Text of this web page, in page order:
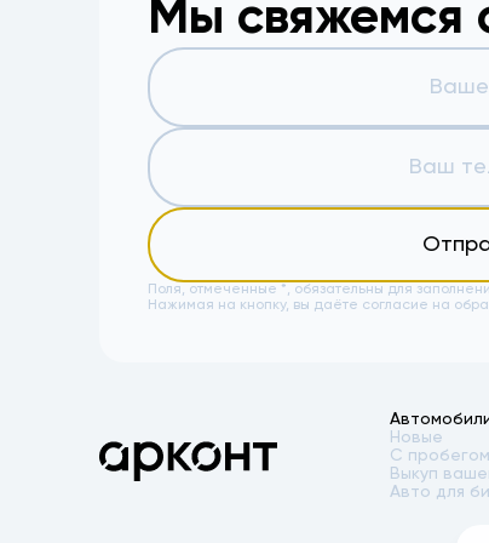
Мы свяжемся
Поля, отмеченные *, обязательны для
Нажимая на кнопку, вы даёте согласие на
Новые
С пробегом
Выкуп
Авто для